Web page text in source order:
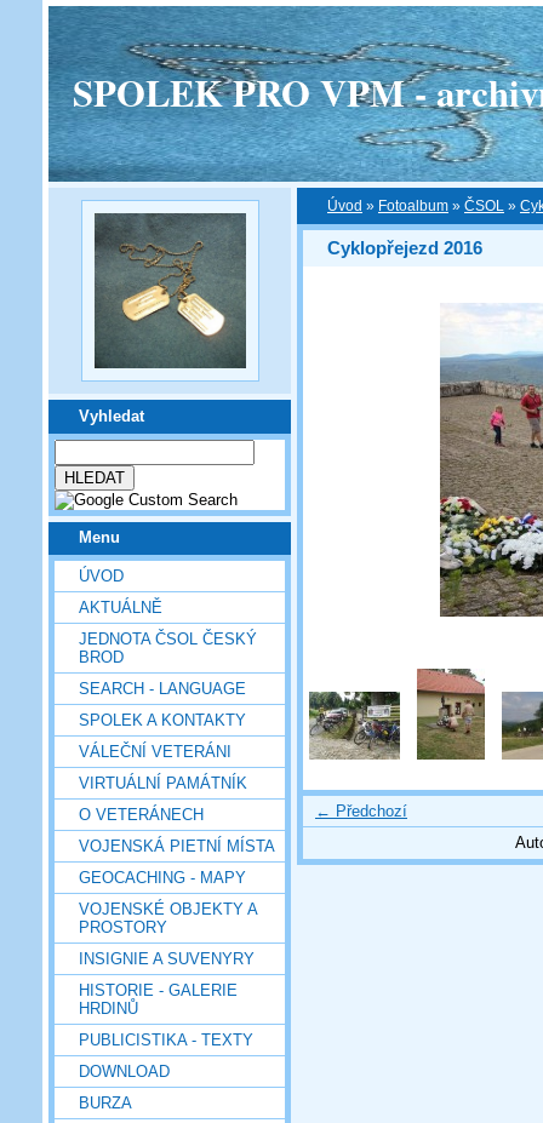
SPOLEK PRO VPM -
Vyhledat
Menu
ÚVOD
AKTUÁLNĚ
JEDNOTA ČSOL ČESKÝ
BROD
SEARCH - LANGUAGE
SPOLEK A KONTAKTY
VÁLEČNÍ VETERÁNI
VIRTUÁLNÍ PAMÁTNÍK
O VETERÁNECH
VOJENSKÁ PIETNÍ MÍSTA
GEOCACHING - MAPY
VOJENSKÉ OBJEKTY A
PROSTORY
INSIGNIE A SUVENYRY
HISTORIE - GALERIE
HRDINŮ
PUBLICISTIKA - TEXTY
DOWNLOAD
BURZA
Úvod » Fotoalbum » ČSOL »
Cyklopřejezd 2016
← Předchozí